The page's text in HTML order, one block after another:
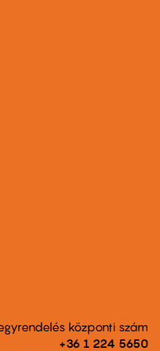
központi szám
+36 1 224 5650